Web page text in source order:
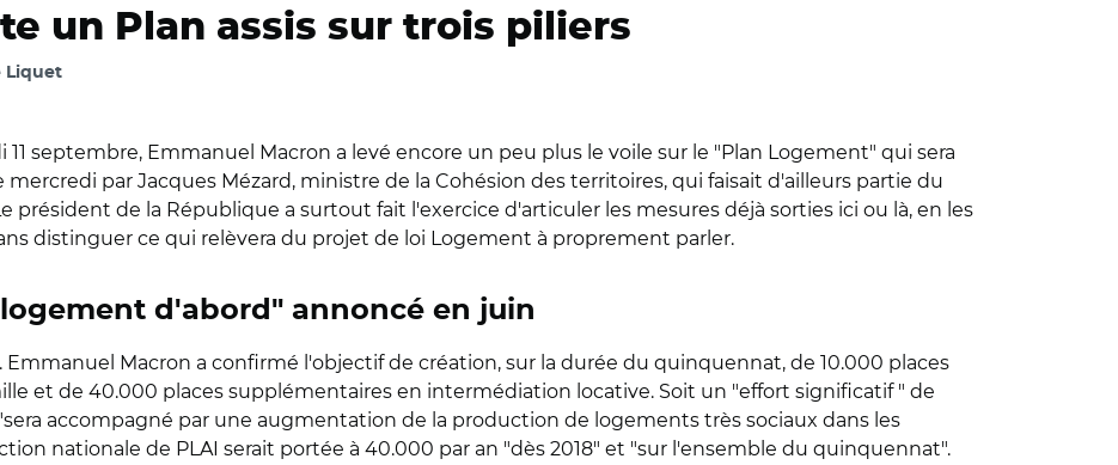
un Plan assis sur trois piliers
Liquet
septembre, Emmanuel Macron a levé encore un peu plus le voile sur le "Plan Logement" qui sera
par Jacques Mézard, ministre de la Cohésion des territoires, qui faisait d'ailleurs partie du
président de la République a surtout fait l'exercice d'articuler les mesures déjà sorties ici ou là, en les
distinguer ce qui relèvera du projet de loi Logement à proprement parler.
d'abord" annoncé en juin
Macron a confirmé l'objectif de création, sur la durée du quinquennat, de 10.000 places
et de 40.000 places supplémentaires en intermédiation locative. Soit un "effort significatif " de
accompagné par une augmentation de la production de logements très sociaux dans les
nationale de PLAI serait portée à 40.000 par an "dès 2018" et "sur l'ensemble du quinquennat".